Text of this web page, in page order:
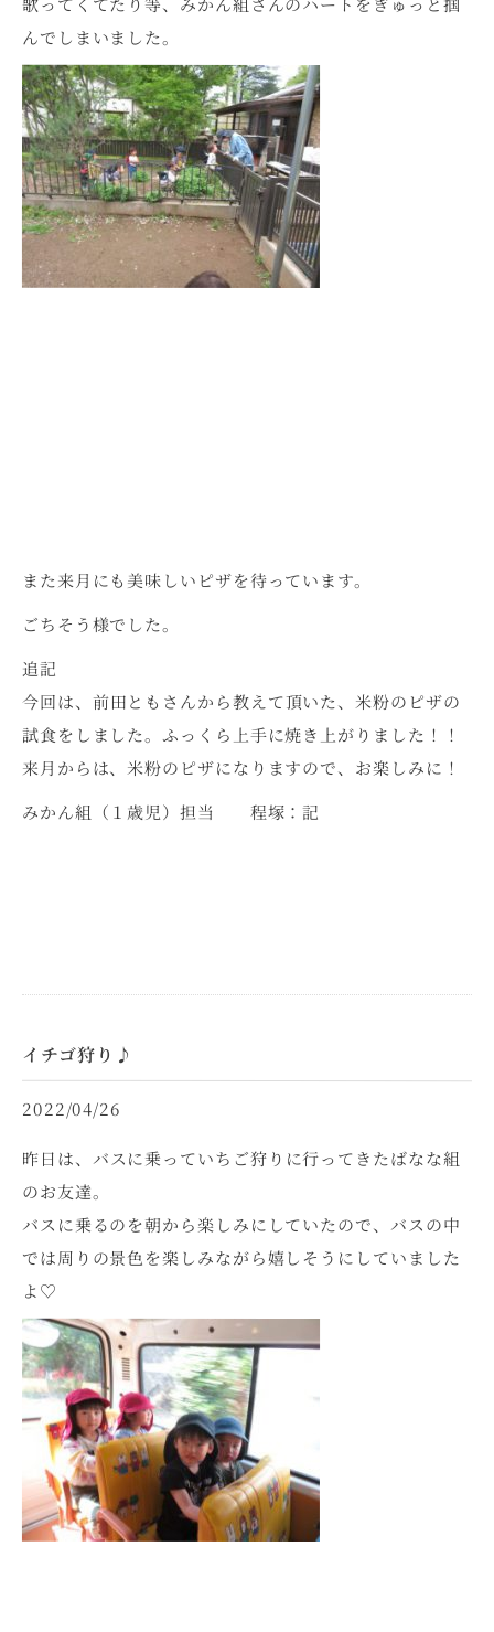
んでしまいました。
また来月にも美味しいピザを待っています。
ごちそう様でした。
追記
今回は、前田ともさんから教えて頂いた、米粉のピザの
試食をしました。ふっくら上手に焼き上がりました！！
来月からは、米粉のピザになりますので、お楽しみに！
みかん組（１歳児）担当 程塚：記
イチゴ狩り♪
2022/04/26
昨日は、バスに乗っていちご狩りに行ってきたばなな組
のお友達。
バスに乗るのを朝から楽しみにしていたので、バスの中
では周りの景色を楽しみながら嬉しそうにしていました
よ♡